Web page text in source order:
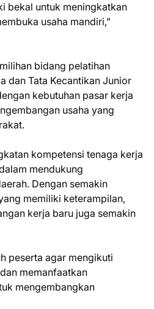
bekal untuk meningkatkan
usaha mandiri,”
bidang pelatihan
dan Tata Kecantikan Junior
kebutuhan pasar kerja
usaha yang
kompetensi tenaga kerja
mendukung
Dengan semakin
memiliki keterampilan,
kerja baru juga semakin
peserta agar mengikuti
memanfaatkan
mengembangkan